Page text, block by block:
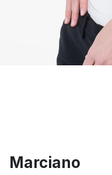
Marciano